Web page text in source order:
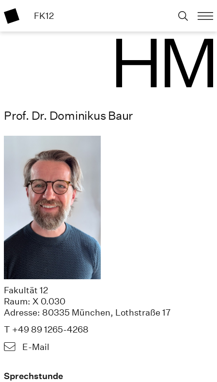
FK12
Prof. Dr. Dominikus Baur
Fakultät 12
Raum: X 0.030
Adresse: 80335 München, Lothstraße 17
T +49 89 1265-4268
E-Mail
Sprechstunde